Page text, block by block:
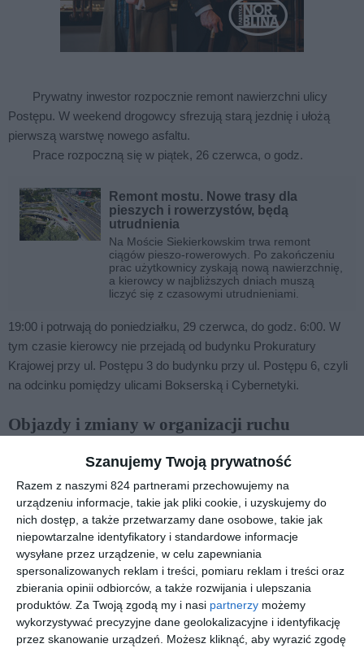
Szanujemy Twoją prywatność
Razem z naszymi 824 partnerami przechowujemy na
urządzeniu informacje, takie jak pliki cookie, i uzyskujemy do
nich dostęp, a także przetwarzamy dane osobowe, takie jak
niepowtarzalne identyfikatory i standardowe informacje
wysyłane przez urządzenie, w celu zapewniania
spersonalizowanych reklam i treści, pomiaru reklam i treści oraz
zbierania opinii odbiorców, a także rozwijania i ulepszania
produktów. Za Twoją zgodą my i nasi partnerzy możemy
wykorzystywać precyzyjne dane geolokalizacyjne i identyfikację
przez skanowanie urządzeń. Możesz kliknąć, aby wyrazić zgodę
Prywatny inwestor rozpocznie remont nawierzchni ulicy
Postępu. W weekend drogowcy sfrezują starą jezdnię i ułożą
pierwszą warstwę nowego asfaltu.
Prace rozpoczną się w piątek, 26 czerwca, o godz.
Remont mostu. Nowe trasy dla
pieszych i rowerzystów, będą
utrudnienia
Na Moście Siekierkowskim trwa remont
ciągów pieszo-rowerowych. Po zakończeniu
prac użytkownicy zyskają nową nawierzchnię,
a kierowcy w najbliższych dniach muszą
liczyć się z czasowymi utrudnieniami.
19:00 i potrwają do poniedziałku, 29 czerwca, do godz. 6:00. W
tym czasie kierowcy nie przejadą od budynku Prokuratury
Krajowej przy ul. Postępu 3 do budynku przy ul. Postępu 6, czyli
na odcinku pomiędzy ulicami Bokserską i Cybernetyki.
Objazdy i zmiany w organizacji ruchu
Na czas robót wyznaczono objazd ulicami Cybernetyki,
Obrzeżną i Bokserską. Otwarty pozostanie wyjazd z parkingu
przy budynku Postępu 6.
Na remontowanym odcinku obowiązywać będzie zakaz
parkowania, również na wyznaczonych miejscach postojowych.
Pozostawione tam pojazdy powinny zostać wcześniej
przeparkowane.
Wstąp do księgarni